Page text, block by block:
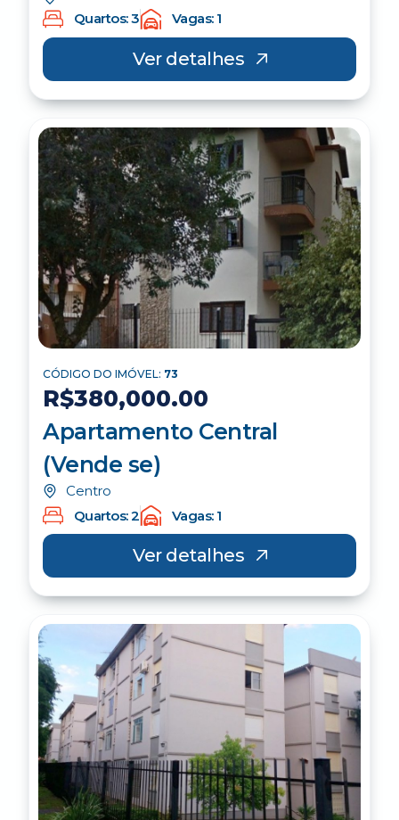
Quartos: 3 Vagas: 1
Ver detalhes
CÓDIGO DO IMÓVEL: 73
R$380,000.00
Apartamento Central
(Vende se)
Centro
Quartos: 2
Vagas: 1
Ver detalhes